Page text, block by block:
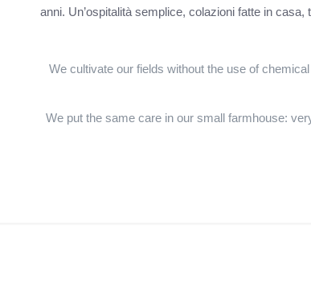
anni. Un’ospitalità semplice, colazioni fatte in
We cultivate our fields without the use of
We put the same care in our small farmhouse: